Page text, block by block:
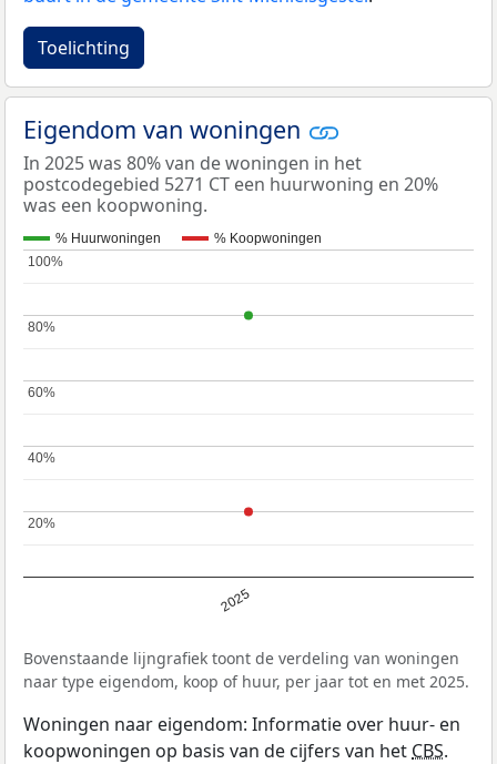
Toelichting
Eigendom van woningen
In 2025 was 80% van de woningen in het
postcodegebied 5271 CT een huurwoning en 20%
was een koopwoning.
% Huurwoningen % Koopwoningen
2025
20%
20%
40%
40%
60%
60%
80%
80%
100%
100%
Bovenstaande lijngrafiek toont de verdeling van woningen
naar type eigendom, koop of huur, per jaar tot en met 2025.
Woningen naar eigendom: Informatie over huur- en
koopwoningen op basis van de cijfers van het CBS.